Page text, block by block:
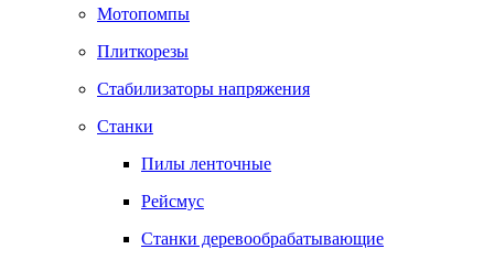
Мотопомпы
Плиткорезы
Стабилизаторы напряжения
Станки
Пилы ленточные
Рейсмус
Станки деревообрабатывающие